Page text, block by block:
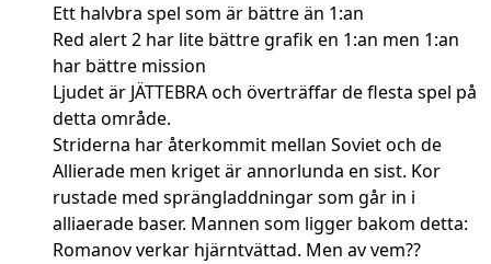
Ett halvbra spel som är bättre än 1:an
Red alert 2 har lite bättre grafik en 1:an men 1:an
har bättre mission
Ljudet är JÄTTEBRA och överträffar de flesta spel på
detta område.
Striderna har återkommit mellan Soviet och de
Allierade men kriget är annorlunda en sist. Kor
rustade med sprängladdningar som går in i
alliaerade baser. Mannen som ligger bakom detta:
Romanov verkar hjärntvättad. Men av vem??